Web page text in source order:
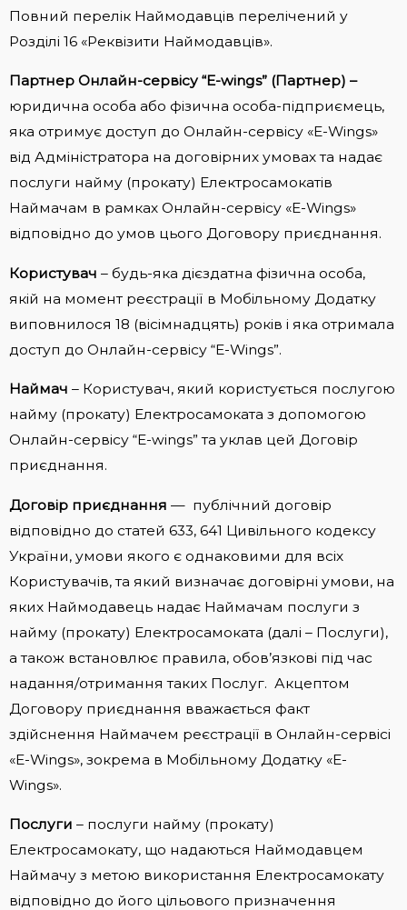
Повний перелік Наймодавців перелічений у
Розділі 16 «Реквізити Наймодавців».
Партнер Онлайн-сервісу “E-wings” (Партнер) –
юридична особа або фізична особа-підприємець,
яка отримує доступ до Онлайн-сервісу «E-Wings»
від Адміністратора на договірних умовах та надає
послуги найму (прокату) Електросамокатів
Наймачам в рамках Онлайн-сервісу «E-Wings»
відповідно до умов цього Договору приєднання.
Користувач – будь-яка дієздатна фізична особа,
якій на момент реєстрації в Мобільному Додатку
виповнилося 18 (вісімнадцять) років і яка отримала
доступ до Онлайн-сервісу “E-Wings”.
Наймач – Користувач, який користується послугою
найму (прокату) Електросамоката з допомогою
Онлайн-сервісу “E-wings” та уклав цей Договір
приєднання.
Договір приєднання — публічний договір
відповідно до статей 633, 641 Цивільного кодексу
України, умови якого є однаковими для всіх
Користувачів, та який визначає договірні умови, на
яких Наймодавець надає Наймачам послуги з
найму (прокату) Електросамоката (далі – Послуги),
а також встановлює правила, обов’язкові під час
надання/отримання таких Послуг. Акцептом
Договору приєднання вважається факт
здійснення Наймачем реєстрації в Онлайн-сервісі
«E-Wings», зокрема в Мобільному Додатку «E-
Wings».
Послуги – послуги найму (прокату)
Електросамокату, що надаються Наймодавцем
Наймачу з метою використання Електросамокату
відповідно до його цільового призначення